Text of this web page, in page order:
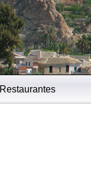
Restaurantes